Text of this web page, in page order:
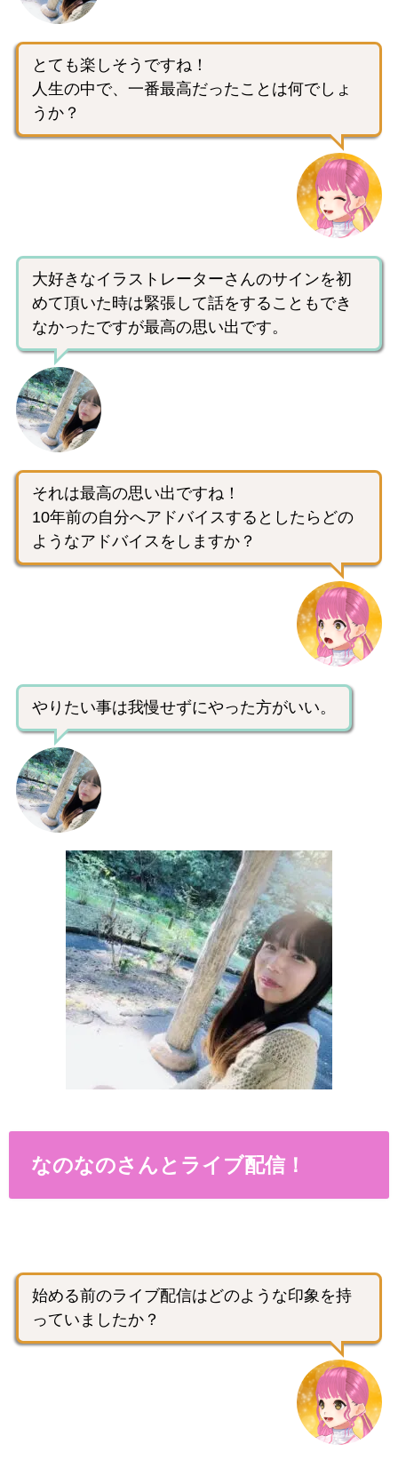
とても楽しそうですね！
人生の中で、一番最高だったことは何でしょ
うか？
大好きなイラストレーターさんのサインを初
めて頂いた時は緊張して話をすることもでき
なかったですが最高の思い出です。
それは最高の思い出ですね！
10年前の自分へアドバイスするとしたらどの
ようなアドバイスをしますか？
やりたい事は我慢せずにやった方がいい。
なのなのさんとライブ配信！
始める前のライブ配信はどのような印象を持
っていましたか？